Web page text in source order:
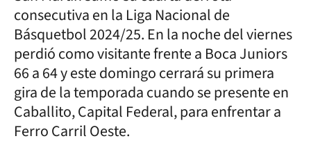
consecutiva en la Liga Nacional de
Básquetbol 2024/25. En la noche del viernes
perdió como visitante frente a Boca Juniors
66 a 64 y este domingo cerrará su primera
gira de la temporada cuando se presente en
Caballito, Capital Federal, para enfrentar a
Ferro Carril Oeste.